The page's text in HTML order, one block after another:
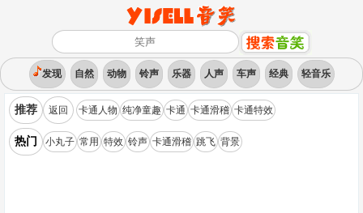
发现 自然 动物 铃声 乐器 人声 车声 经典 轻音乐
推荐 返回 卡通人物 纯净童趣 卡通 卡通滑稽 卡通特效
热门 小丸子 常用 特效 铃声 卡通滑稽 跳飞 背景